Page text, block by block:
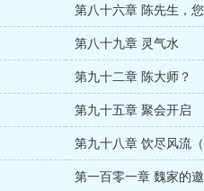
第八十六章 陈先生，
第八十九章 灵气水
第九十二章 陈大师？
第九十五章 聚会开启
第九十八章 饮尽风流
第一百零一章 魏家的